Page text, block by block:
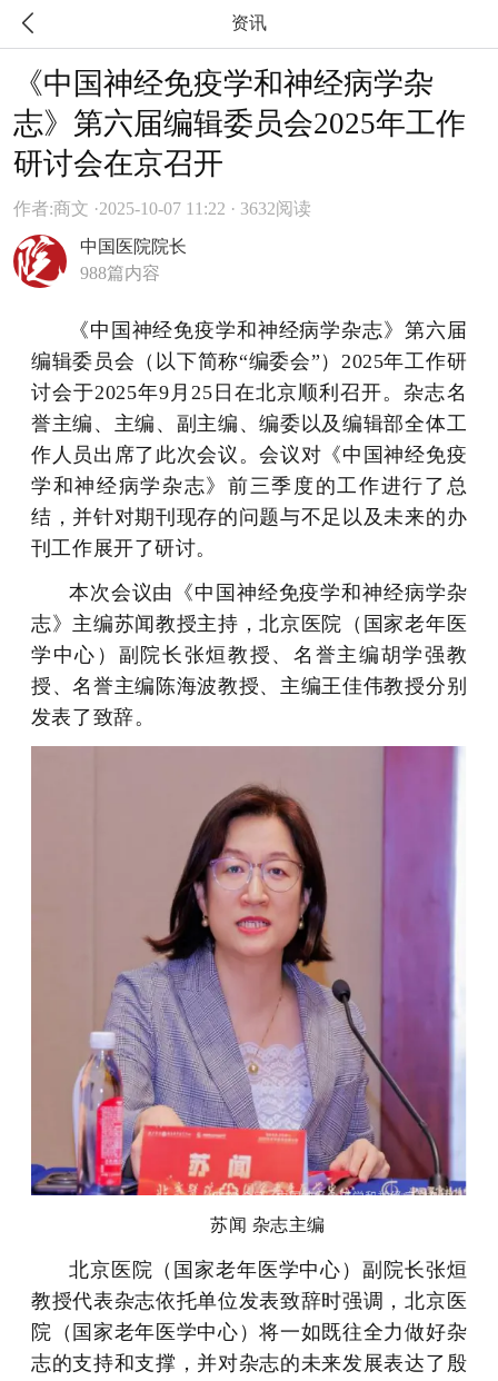
 资讯
《中国神经免疫学和神经病学杂
志》第六届编辑委员会2025年工作
研讨会在京召开
作者:商文 ·2025-10-07 11:22 · 3632阅读
中国医院院长
988篇内容
《中国神经免疫学和神经病学杂志》第六届
编辑委员会（以下简称“编委会”）2025年工作研
讨会于2025年9月25日在北京顺利召开。杂志名
誉主编、主编、副主编、编委以及编辑部全体工
作人员出席了此次会议。会议对《中国神经免疫
学和神经病学杂志》前三季度的工作进行了总
结，并针对期刊现存的问题与不足以及未来的办
刊工作展开了研讨。
本次会议由《中国神经免疫学和神经病学杂
志》主编苏闻教授主持，北京医院（国家老年医
学中心）副院长张烜教授、名誉主编胡学强教
授、名誉主编陈海波教授、主编王佳伟教授分别
发表了致辞。
苏闻 杂志主编
北京医院（国家老年医学中心）副院长张烜
教授代表杂志依托单位发表致辞时强调，北京医
院（国家老年医学中心）将一如既往全力做好杂
志的支持和支撑，并对杂志的未来发展表达了殷